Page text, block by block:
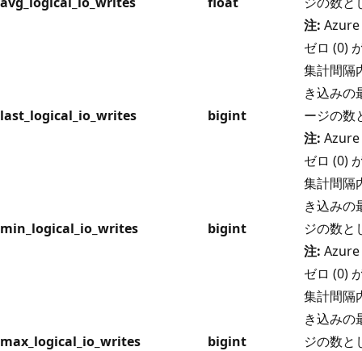
注: Azure
ゼロ (0)
last_logical_io_writes bigint
集計間隔
き込みの
ージの数
注: Azure
ゼロ (0)
min_logical_io_writes bigint
集計間隔
き込みの
ジの数と
注: Azure
ゼロ (0)
max_logical_io_writes bigint
集計間隔
き込みの
ジの数と